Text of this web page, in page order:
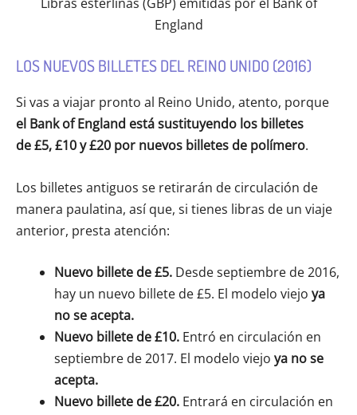
England
LOS NUEVOS BILLETES DEL REINO UNIDO (2016)
Si vas a viajar pronto al Reino Unido, atento, porque
el Bank of England está sustituyendo los billetes
de £5, £10 y £20 por nuevos billetes de polímero.
Los billetes antiguos se retirarán de circulación de
manera paulatina, así que, si tienes libras de un viaje
anterior, presta atención:
Nuevo billete de£5. Desde septiembre de 2016,
hay un nuevo billete de £5. El modelo viejo ya
no se acepta.
Nuevo billete de£10. Entró en circulación en
septiembre de 2017. El modelo viejo ya no se
acepta.
Nuevo billete de £20. Entrará en circulación en